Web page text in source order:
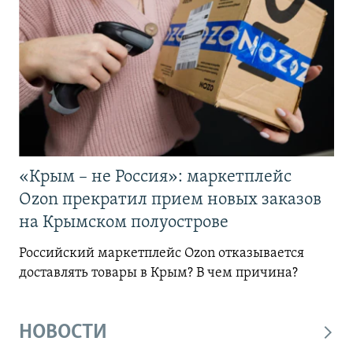
«Крым – не Россия»: маркетплейс
Ozon прекратил прием новых заказов
на Крымском полуострове
Российский маркетплейс Ozon отказывается
доставлять товары в Крым? В чем причина?
НОВОСТИ